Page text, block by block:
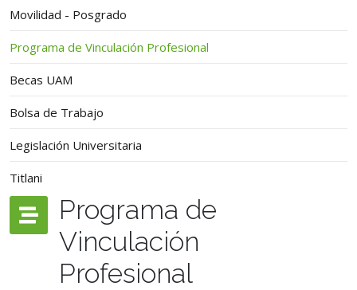
Movilidad - Posgrado
Programa de Vinculación Profesional
Becas UAM
Bolsa de Trabajo
Legislación Universitaria
Titlani
Programa de
Vinculación
Profesional